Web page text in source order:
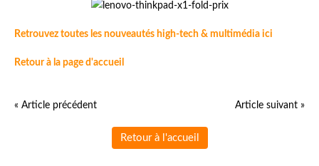
Retrouvez toutes les nouveautés high-tech & multimédia ici
Retour à la page d'accueil
« Article précédent Article suivant »
Retour à l'accueil